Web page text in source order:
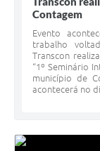
Contagem
Evento
trabalho
Transcon
“1º Seminário
município de
acontecerá no